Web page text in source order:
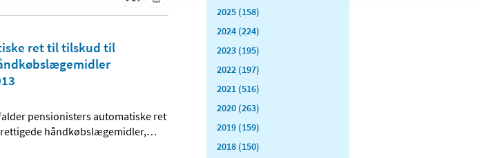
ret til tilskud til
pensionisters automatiske ret
håndkøbslægemidler,…
2025 (158)
2024 (224)
2023 (195)
2022 (197)
2021 (516)
2020 (263)
2019 (159)
2018 (150)